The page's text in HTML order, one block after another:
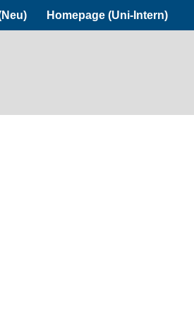
Homepage (Uni-Intern)